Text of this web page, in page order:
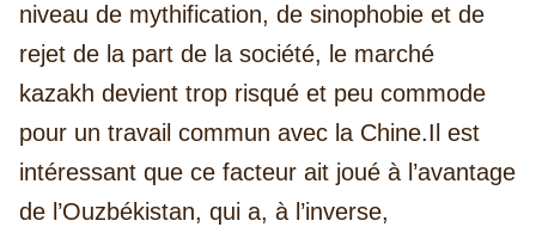
niveau de mythification, de sinophobie et de
rejet de la part de la société, le marché
kazakh devient trop risqué et peu commode
pour un travail commun avec la Chine.Il est
intéressant que ce facteur ait joué à l’avantage
de l’Ouzbékistan, qui a, à l’inverse,